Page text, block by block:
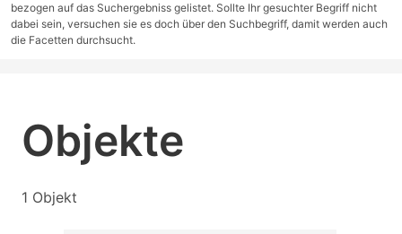
bezogen auf das Suchergebniss gelistet. Sollte Ihr gesuchter Begriff nicht
dabei sein, versuchen sie es doch über den Suchbegriff, damit werden auch
die Facetten durchsucht.
Objekte
1 Objekt